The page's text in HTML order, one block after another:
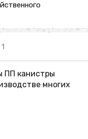
1
ПП канистры
многих